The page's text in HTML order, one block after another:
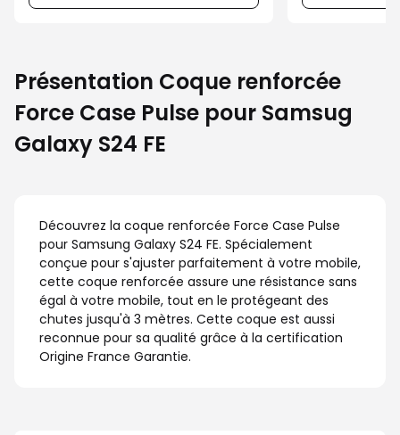
Présentation Coque renforcée
Force Case Pulse pour Samsug
Galaxy S24 FE
Découvrez la coque renforcée Force Case Pulse
pour Samsung Galaxy S24 FE. Spécialement
conçue pour s'ajuster parfaitement à votre mobile,
cette coque renforcée assure une résistance sans
égal à votre mobile, tout en le protégeant des
chutes jusqu'à 3 mètres. Cette coque est aussi
reconnue pour sa qualité grâce à la certification
Origine France Garantie.